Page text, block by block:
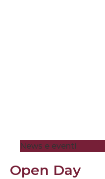
News e eventi
Open Day